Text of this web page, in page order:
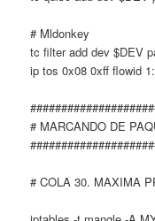
# Mldonkey
tc filter add dev $DEV
ip tos 0x08 0xff flowid
# MARCANDO DE
# COLA 30. MAXIMA